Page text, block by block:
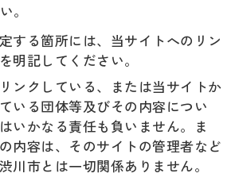
。
する箇所には、当サイトへのリン
明記してください。
ンクしている、または当サイトか
いる団体等及びその内容につい
いかなる責任も負いません。ま
内容は、そのサイトの管理者など
川市とは一切関係ありません。